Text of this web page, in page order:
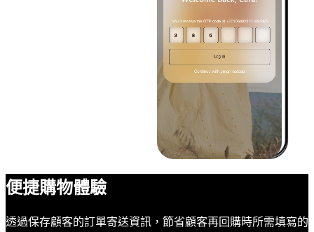
便捷購物體驗
透過保存顧客的訂單寄送資訊，節省顧客再回購時所需填寫的